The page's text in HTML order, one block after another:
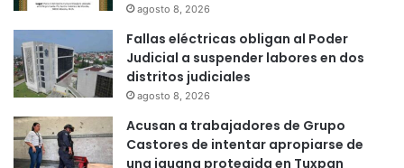
agosto 8, 2026
Fallas eléctricas obligan al Poder
Judicial a suspender labores en dos
distritos judiciales
agosto 8, 2026
Acusan a trabajadores de Grupo
Castores de intentar apropiarse de
una iguana protegida en Tuxpan